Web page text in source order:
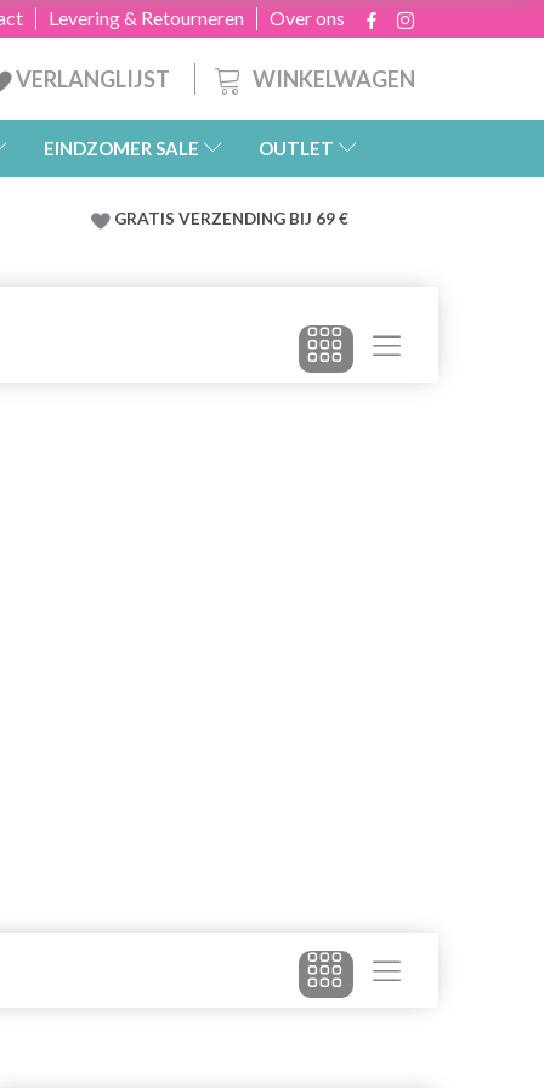
Over ons
Levering & Retourneren
WINKELWAGEN
VERLANGLIJST
EINDZOMER SALE OUTLET
GRATIS VERZENDING BIJ 69 €